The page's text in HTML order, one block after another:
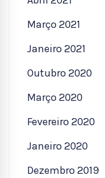
Março 2021
Janeiro 2021
Outubro 2020
Março 2020
Fevereiro 2020
Janeiro 2020
Dezembro 2019